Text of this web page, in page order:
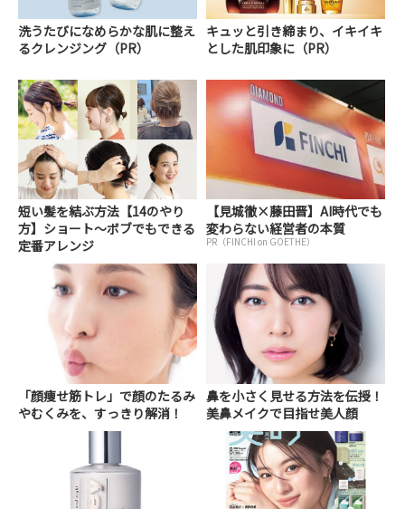
洗うたびになめらかな肌に整え
るクレンジング（PR）
キュッと引き締まり、イキイキ
とした肌印象に（PR）
短い髪を結ぶ方法【14のやり
方】ショート～ボブでもできる
定番アレンジ
【見城徹×藤田晋】AI時代でも
変わらない経営者の本質
PR（FINCHI on GOETHE）
「顔痩せ筋トレ」で顔のたるみ
やむくみを、すっきり解消！
鼻を小さく見せる方法を伝授！
美鼻メイクで目指せ美人顔